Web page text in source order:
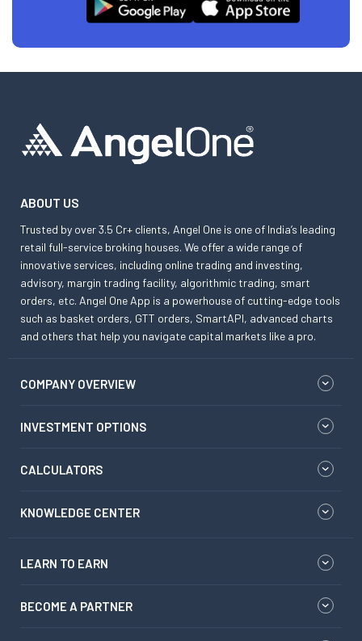
ABOUT US
Trusted by over 3.5 Cr+ clients, Angel One is one of India’s leading
retail full-service broking houses. We offer a wide range of
innovative services, including online trading and investing,
advisory, margin trading facility, algorithmic trading, smart
orders, etc. Angel One App is a powerhouse of cutting-edge tools
such as basket orders, GTT orders, SmartAPI, advanced charts
and others that help you navigate capital markets like a pro.
COMPANY OVERVIEW
INVESTMENT OPTIONS
CALCULATORS
KNOWLEDGE CENTER
LEARN TO EARN
BECOME A PARTNER